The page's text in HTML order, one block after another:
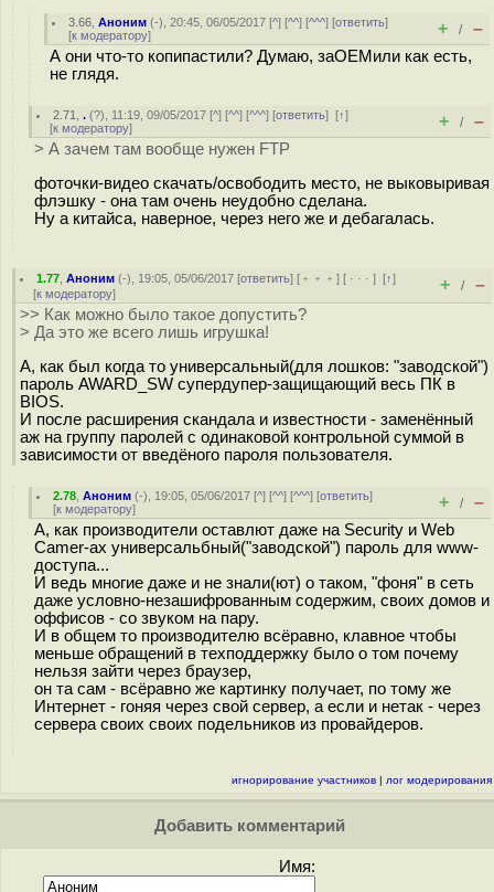
3.66 ,Аноним (-), 20:45, 06/05/2017 [^] [^^] [^^^] [ответить]
[к модератору] + / –
А они что-то копипастили? Думаю, заOEMили как есть,
не глядя.
2.71 ,. (?), 11:19, 09/05/2017 [^] [^^] [^^^] [ответить][↑]
[к модератору] + / –
> А зачем там вообще нужен FTP
фоточки-видео скачать/освободить место, не выковыривая
флэшку - она там очень неудобно сделана.
Ну а китайса, наверное, через него же и дебагалась.
1.77 ,Аноним (-), 19:05, 05/06/2017 [ответить] [ ﹢﹢﹢] [ · · ·][↑]
[к модератору] + / –
>> Как можно было такое допустить?
> Да это же всего лишь игрушка!
А, как был когда то универсальный(для лошков: "заводской")
пароль AWARD_SW супердупер-защищающий весь ПК в
BIOS.
И после расширения скандала и известности - заменённый
аж на группу паролей с одинаковой контрольной суммой в
зависимости от введёного пароля пользователя.
2.78 ,Аноним (-), 19:05, 05/06/2017 [^] [^^] [^^^] [ответить]
[к модератору] + / –
А, как производители оставлют даже на Security и Web
Camer-aх универсальбный("заводской") пароль для www-
доступа...
И ведь многие даже и не знали(ют) о таком, "фоня" в сеть
даже условно-незашифрованным содержим, своих домов и
оффисов - со звуком на пару.
И в общем то производителю всёравно, клавное чтобы
меньше обращений в техподдержку было о том почему
нельзя зайти через браузер,
он та сам - всёравно же картинку получает, по тому же
Интернет - гоняя через свой сервер, а если и нетак - через
сервера своих своих подельников из провайдеров.
игнорирование участников | лог модерирования
Добавить комментарий
Имя: